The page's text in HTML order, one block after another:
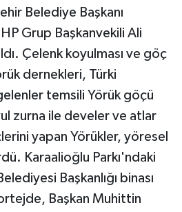
Belediye Başkanı
Grup Başkanvekili Ali
Çelenk koyulması ve göç
dernekleri, Türki
temsili Yörük göçü
zurna ile develer ve atlar
yapan Yörükler, yöresel
Karaalioğlu Parkı'ndaki
Başkanlığı binası
Başkan Muhittin